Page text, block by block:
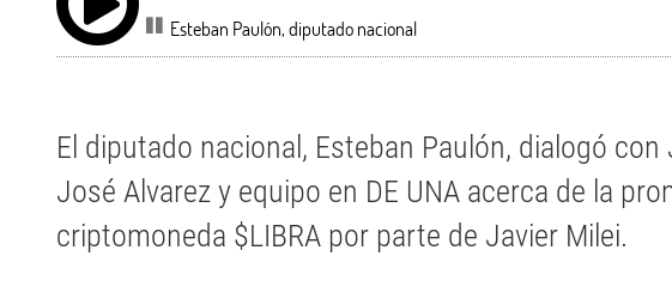
Esteban Paulón, diputado nacional
El diputado nacional, Esteban Paulón, dialogó
José Alvarez y equipo en DE UNA acerca de la
criptomoneda $LIBRA por parte de Javier Milei.